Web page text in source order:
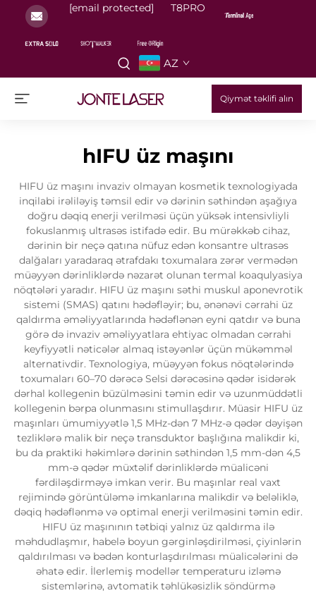
[email protected] T8PRO
AZ
Qiymət təklifi alın
hIFU üz maşını
HIFU üz maşını invaziv olmayan kosmetik texnologiyada
inqilabi irəliləyiş təmsil edir və dərinin səthindən aşağıya
doğru dəqiq enerji verilməsi üçün yüksək intensivliyli
fokuslanmış ultrasəs istifadə edir. Bu mürəkkəb cihaz,
dərinin bir neçə qatına nüfuz edən konsantre ultrasəs
dalğaları yaradaraq ətrafdakı toxumalara zərər vermədən
müəyyən dərinliklərdə nəzarət olunan termal koaqulyasiya
nöqtələri yaradır. HIFU üz maşını səthi muskul aponevrotik
sistemi (SMAS) qatını hədəfləyir; bu, ənənəvi cərrahi üz
qaldırma əməliyyatlarında hədəflənən eyni qatdır və buna
görə də invaziv əməliyyatlara ehtiyac olmadan cərrahi
keyfiyyətli nəticələr almaq istəyənlər üçün mükəmməl
alternativdir. Texnologiya, müəyyən fokus nöqtələrində
toxumaları 60–70 dərəcə Selsi dərəcəsinə qədər isidərək
dərhal kollegenin büzülməsini təmin edir və uzunmüddətli
kollegenin bərpa olunmasını stimullaşdırır. Müasir HIFU üz
maşınları ümumiyyətlə 1,5 MHz-dən 7 MHz-ə qədər dəyişən
tezliklərə malik bir neçə transduktor başlığına malikdir ki,
bu da praktiki həkimlərə dərinin səthindən 1,5 mm-dən 4,5
mm-ə qədər müxtəlif dərinliklərdə müalicəni
fərdiləşdirməyə imkan verir. Bu maşınlar real vaxt
rejimində görüntüləmə imkanlarına malikdir və beləliklə,
dəqiq hədəflənmə və optimal enerji verilməsini təmin edir.
HIFU üz maşınının tətbiqi yalnız üz qaldırma ilə
məhdudlaşmır, habelə boyun gərginləşdirilməsi, çiyinlərin
qaldırılması və bədən konturlaşdırılması müalicələrini də
əhatə edir. İlerlemiş modellər temperaturu izləmə
sistemlərinə, avtomatik təhlükəsizlik söndürmə